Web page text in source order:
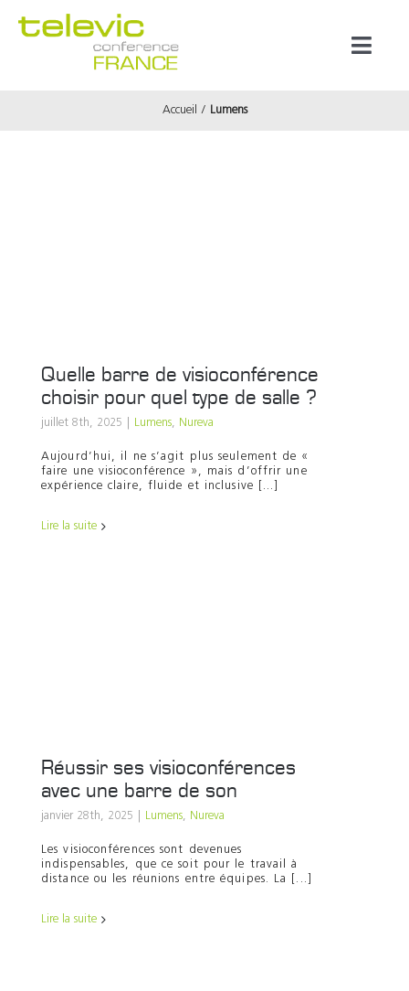
Accueil Lumens
Quelle barre de visioconférence
choisir pour quel type de salle ?
juillet 8th, 2025 Lumens, Nureva
Aujourd’hui, il ne s’agit plus seulement de «
faire une visioconférence », mais d’offrir une
expérience claire, fluide et inclusive [...]
Lire la suite
Réussir ses visioconférences
avec une barre de son
janvier 28th, 2025 Lumens, Nureva
Les visioconférences sont devenues
indispensables, que ce soit pour le travail à
distance ou les réunions entre équipes. La [...]
Lire la suite